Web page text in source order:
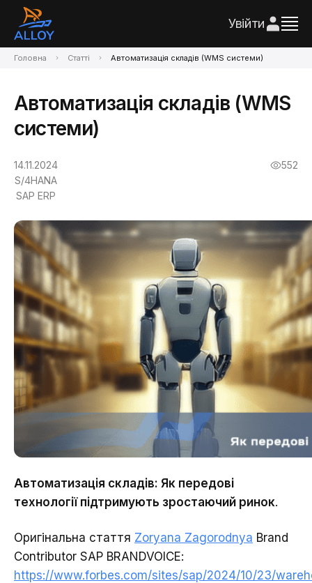
Увійти
Головна Статті Автоматизація складів (WMS системи)
Автоматизація складів (WMS
системи)
14.11.2024
S/4HANA
SAP ERP
552
Автоматизація складів: Як передові
технології підтримують зростаючий ринок.
Оригінальна стаття Zoryana Zagorodnya Brand
Contributor SAP BRANDVOICE:
https://www.forbes.com/sites/sap/2024/10/23/